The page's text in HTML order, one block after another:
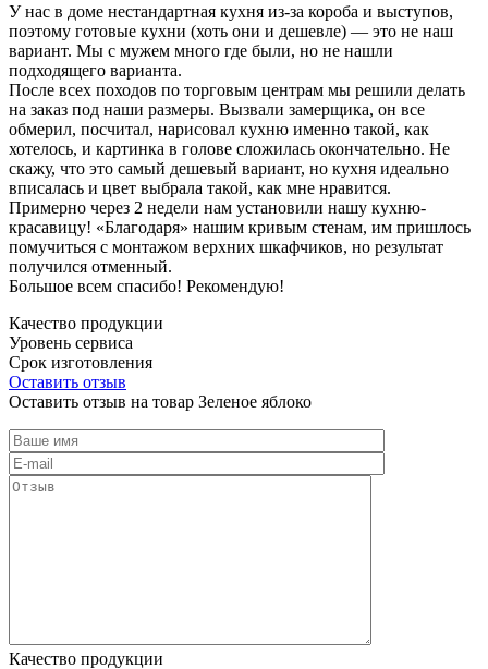
У нас в доме нестандартная кухня из-за короба и выступов,
поэтому готовые кухни (хоть они и дешевле) — это не наш
вариант. Мы с мужем много где были, но не нашли
подходящего варианта.
После всех походов по торговым центрам мы решили делать
на заказ под наши размеры. Вызвали замерщика, он все
обмерил, посчитал, нарисовал кухню именно такой, как
хотелось, и картинка в голове сложилась окончательно. Не
скажу, что это самый дешевый вариант, но кухня идеально
вписалась и цвет выбрала такой, как мне нравится.
Примерно через 2 недели нам установили нашу кухню-
красавицу! «Благодаря» нашим кривым стенам, им пришлось
помучиться с монтажом верхних шкафчиков, но результат
получился отменный.
Большое всем спасибо! Рекомендую!
Качество продукции
Уровень сервиса
Срок изготовления
Оставить отзыв
Оставить отзыв на товар Зеленое яблоко
Качество продукции